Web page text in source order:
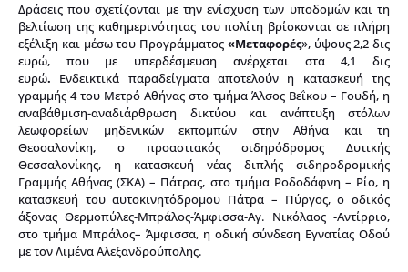
Δράσεις που σχετίζονται με την ενίσχυση των υποδομών και τη
βελτίωση της καθημερινότητας του πολίτη βρίσκονται σε πλήρη
εξέλιξη και μέσω του Προγράμματος «Μεταφορές», ύψους 2,2 δις
ευρώ, που με υπερδέσμευση ανέρχεται στα 4,1 δις
ευρώ. Ενδεικτικά παραδείγματα αποτελούν η κατασκευή της
γραμμής 4 του Μετρό Αθήνας στο τμήμα Άλσος Βεΐκου – Γουδή, η
αναβάθμιση-αναδιάρθρωση δικτύου και ανάπτυξη στόλων
λεωφορείων μηδενικών εκπομπών στην Αθήνα και τη
Θεσσαλονίκη, ο προαστιακός σιδηρόδρομος Δυτικής
Θεσσαλονίκης, η κατασκευή νέας διπλής σιδηροδρομικής
Γραμμής Αθήνας (ΣΚΑ) – Πάτρας, στο τμήμα Ροδοδάφνη – Ρίο, η
κατασκευή του αυτοκινητόδρομου Πάτρα – Πύργος, ο οδικός
άξονας Θερμοπύλες-Μπράλος-Άμφισσα-Αγ. Νικόλαος -Αντίρριο,
στο τμήμα Μπράλος– Άμφισσα, η οδική σύνδεση Εγνατίας Οδού
με τον Λιμένα Αλεξανδρούπολης.